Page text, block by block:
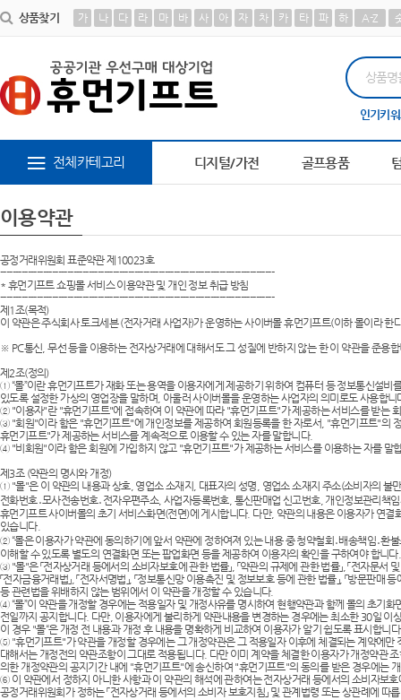
상품찾기 가 나 다 라 마 바 사 아 자 차 카 타 파 하 A-Z
인기키
10 피트 텀블러 1 AP-100013 AP-1002425
전체카테고리 디지털/가전 골프용품
이용약관
공정거래위원회 표준약관 제10023호
------------------------------------------------------------------------------------------
* 휴먼기프트 쇼핑몰 서비스 이용약관 및 개인 정보 취급 방침
------------------------------------------------------------------------------------------
제1조(목적)
이 약관은 주식회사 토크세븐 (전자거래 사업자)가 운영하는 사이버몰 휴먼기프트(이하 몰이라
※ PC통신, 무선 등을 이용하는 전자상거래에 대해서도 그 성질에 반하지 않는 한 이 약관을 준용
제2조(정의)
① “몰”이란 휴먼기프트가 재화 또는 용역을 이용자에게 제공하기 위하여 컴퓨터 등 정보통신설비
있도록 설정한 가상의 영업장을 말하며, 아울러 사이버몰을 운영하는 사업자의 의미로도 사용합니
② "이용자"란 "휴먼기프트"에 접속하여 이 약관에 따라 "휴먼기프트"가 제공하는 서비스를 받는
③ "회원"이라 함은 "휴먼기프트"에 개인정보를 제공하여 회원등록을 한 자로서, "휴먼기프트"의
휴먼기프트"가 제공하는 서비스를 계속적으로 이용할 수 있는 자를 말합니다.
④ "비회원"이라 함은 회원에 가입하지 않고 "휴먼기프트"가 제공하는 서비스를 이용하는 자를 말
제3조 (약관의 명시와 개정)
① "몰"은 이 약관의 내용과 상호, 영업소 소재지, 대표자의 성명, 영업소 소재지 주소(소비자의 불
전화번호․모사전송번호․전자우편주소, 사업자등록번호, 통신판매업 신고번호, 개인정보관리책
휴먼기프트 사이버몰의 초기 서비스화면(전면)에 게시합니다. 다만, 약관의 내용은 이용자가 연결
있습니다.
② “몰은 이용자가 약관에 동의하기에 앞서 약관에 정하여져 있는 내용 중 청약철회․배송책임․환
이해할 수 있도록 별도의 연결화면 또는 팝업화면 등을 제공하여 이용자의 확인을 구하여야 합니다.
③ "몰"은 「전자상거래 등에서의 소비자보호에 관한 법률」, 「약관의 규제에 관한 법률」, 「전자문서
「전자금융거래법」, 「전자서명법」, 「정보통신망 이용촉진 및 정보보호 등에 관한 법률」, 「방문판매 등
등 관련법을 위배하지 않는 범위에서 이 약관을 개정할 수 있습니다.
④ “몰”이 약관을 개정할 경우에는 적용일자 및 개정사유를 명시하여 현행약관과 함께 몰의 초기
전일까지 공지합니다. 다만, 이용자에게 불리하게 약관내용을 변경하는 경우에는 최소한 30일 이
이 경우 "몰“은 개정 전 내용과 개정 후 내용을 명확하게 비교하여 이용자가 알기 쉽도록 표시합니
⑤ "휴먼기프트"가 약관을 개정할 경우에는 그 개정약관은 그 적용일자 이후에 체결되는 계약에만
대해서는 개정전의 약관조항이 그대로 적용됩니다. 다만 이미 계약을 체결한 이용자가 개정약관
의한 개정약관의 공지기간 내에 "휴먼기프트"에 송신하여 "휴먼기프트"의 동의를 받은 경우에는
⑥ 이 약관에서 정하지 아니한 사항과 이 약관의 해석에 관하여는 전자상거래 등에서의 소비자보
공정거래위원회가 정하는 「전자상거래 등에서의 소비자 보호지침」 및 관계법령 또는 상관례에 따